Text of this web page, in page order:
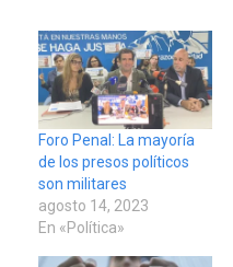
Foro Penal: La mayoría
de los presos políticos
son militares
agosto 14, 2023
En «Política»